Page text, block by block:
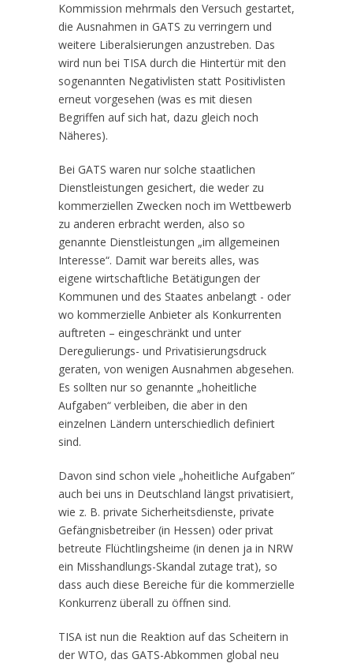
Kommission mehrmals den Versuch gestartet,
die Ausnahmen in GATS zu verringern und
weitere Liberalsierungen anzustreben. Das
wird nun bei TISA durch die Hintertür mit den
sogenannten Negativlisten statt Positivlisten
erneut vorgesehen (was es mit diesen
Begriffen auf sich hat, dazu gleich noch
Näheres).
Bei GATS waren nur solche staatlichen
Dienstleistungen gesichert, die weder zu
kommerziellen Zwecken noch im Wettbewerb
zu anderen erbracht werden, also so
genannte Dienstleistungen „im allgemeinen
Interesse“. Damit war bereits alles, was
eigene wirtschaftliche Betätigungen der
Kommunen und des Staates anbelangt - oder
wo kommerzielle Anbieter als Konkurrenten
auftreten – eingeschränkt und unter
Deregulierungs- und Privatisierungsdruck
geraten, von wenigen Ausnahmen abgesehen.
Es sollten nur so genannte „hoheitliche
Aufgaben“ verbleiben, die aber in den
einzelnen Ländern unterschiedlich definiert
sind.
Davon sind schon viele „hoheitliche Aufgaben“
auch bei uns in Deutschland längst privatisiert,
wie z. B. private Sicherheitsdienste, private
Gefängnisbetreiber (in Hessen) oder privat
betreute Flüchtlingsheime (in denen ja in NRW
ein Misshandlungs-Skandal zutage trat), so
dass auch diese Bereiche für die kommerzielle
Konkurrenz überall zu öffnen sind.
TISA ist nun die Reaktion auf das Scheitern in
der WTO, das GATS-Abkommen global neu